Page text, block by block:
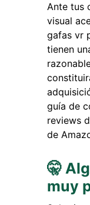
Ante tus
visual
gafas vr
tienen
guía de
reviews
de
🤫
muy